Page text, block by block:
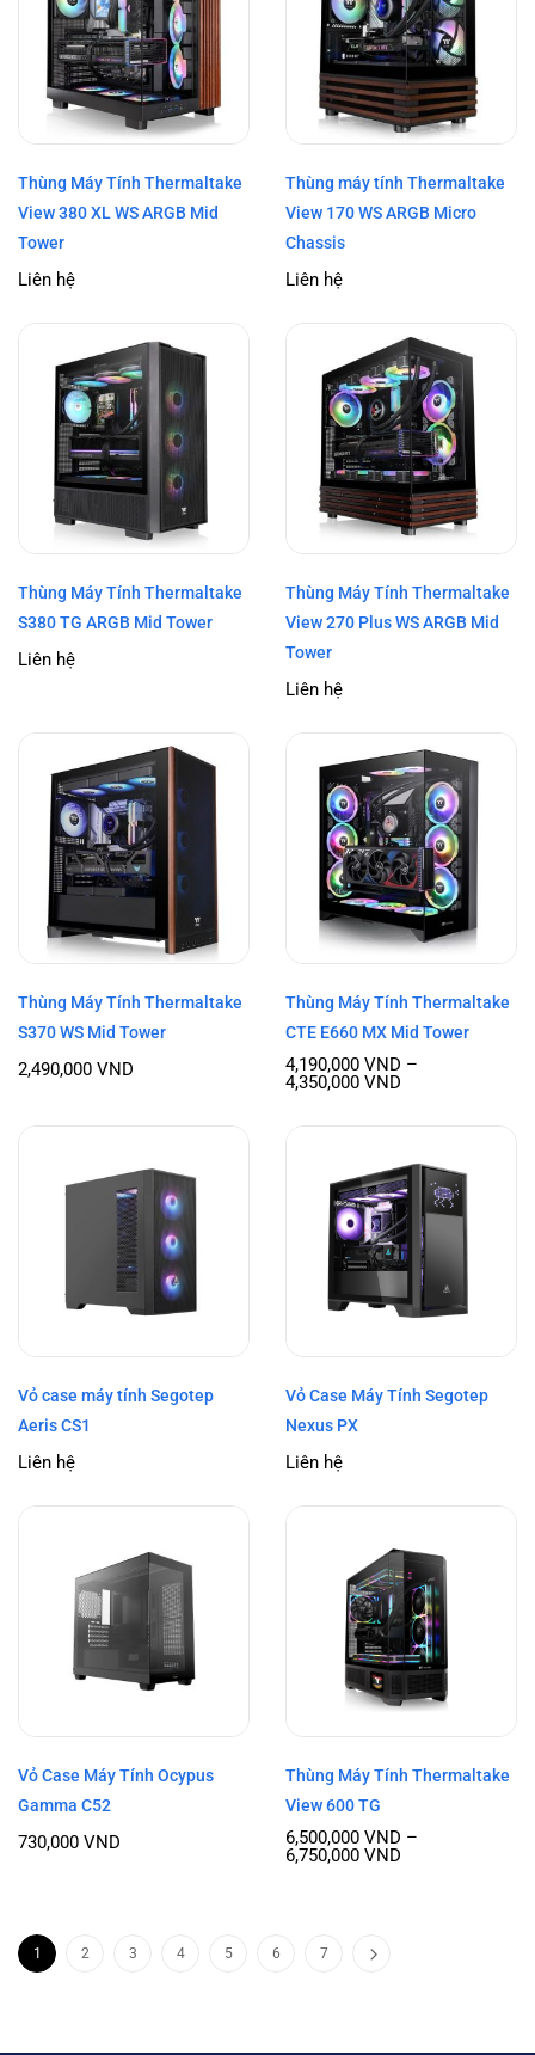
Thùng Máy Tính Thermaltake
View 380 XL WS ARGB Mid
Tower
Liên hệ
Thùng máy tính Thermaltake
View 170 WS ARGB Micro
Chassis
Liên hệ
Thùng Máy Tính Thermaltake
S380 TG ARGB Mid Tower
Liên hệ
Thùng Máy Tính Thermaltake
View 270 Plus WS ARGB Mid
Tower
Liên hệ
Thùng Máy Tính Thermaltake
S370 WS Mid Tower
2,490,000 VND
Thùng Máy Tính Thermaltake
CTE E660 MX Mid Tower
4,190,000 VND –
4,350,000 VND
Vỏ case máy tính Segotep
Aeris CS1
Liên hệ
Vỏ Case Máy Tính Segotep
Nexus PX
Liên hệ
Vỏ Case Máy Tính Ocypus
Gamma C52
730,000 VND
Thùng Máy Tính Thermaltake
View 600 TG
6,500,000 VND –
6,750,000 VND
1 2 3 4 5 6 7